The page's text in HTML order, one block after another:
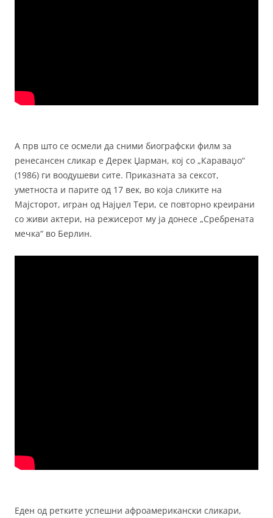
A прв што се осмели да сними биографски филм за
ренесансен сликар е Дерек Џарман, кој со „Караваџо“
(1986) ги воодушеви сите. Приказната за сексот,
уметноста и парите од 17 век, во која сликите на
Мајсторот, игран од Најџел Тери, се повторно креирани
со живи актери, на режисерот му ја донесе „Сребрената
мечка“ во Берлин.
Еден од ретките успешни афроамерикански сликари,